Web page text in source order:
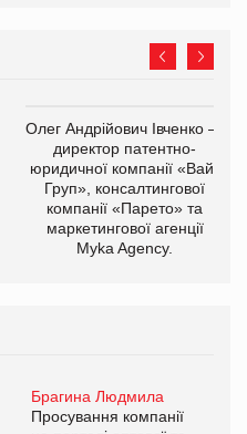
Олег Андрійович Івченко —
директор патентно-
юридичної компанії «Вайз
Груп», консалтингової
компанії «Парето» та
маркетингової агенції
Myka Agency.
Брагина Людмила
Просування компанії